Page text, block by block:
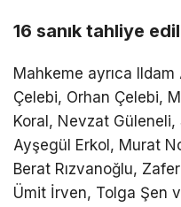
16 sanık tahliye
Mahkeme ayrıca
Çelebi, Orhan Çelebi,
Koral, Nevzat Güleneli,
Ayşegül Erkol, Murat
Berat Rızvanoğlu,
Ümit İrven, Tolga Şen